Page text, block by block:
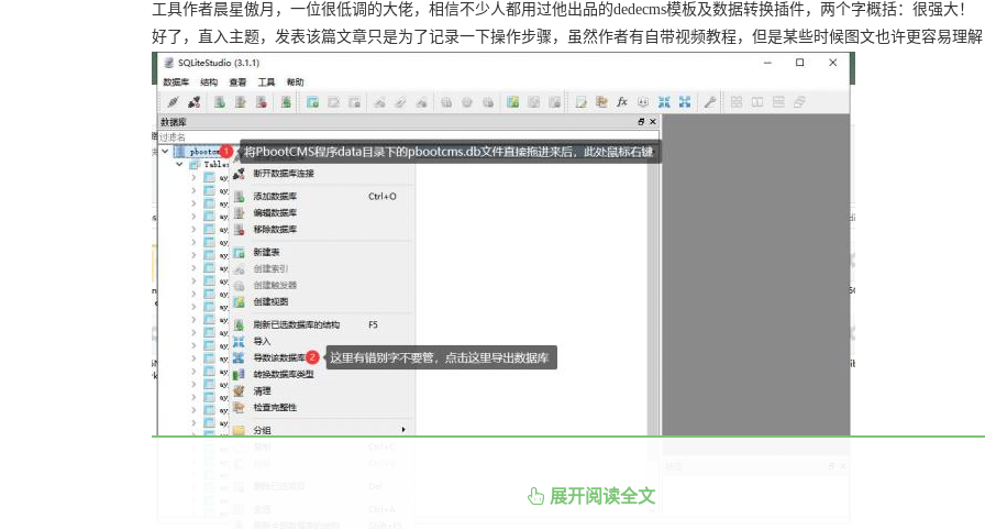
工具作者晨星傲月，一位很低调的大佬，相信不少人都用过他出品的dedecms模板及数据转换插件，两个字概括：很强大！
好了，直入主题，发表该篇文章只是为了记录一下操作步骤，虽然作者有自带视频教程，但是某些时候图文也许更容易理解
展开阅读全文